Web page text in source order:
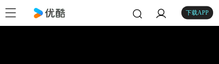
下载APP